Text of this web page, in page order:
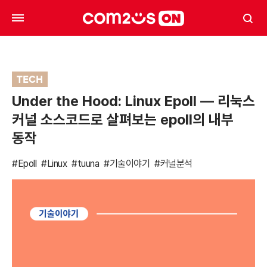
TECH
Under the Hood: Linux Epoll — 리눅스
커널 소스코드로 살펴보는 epoll의 내부
동작
#Epoll #Linux #tuuna #기술이야기 #커널분석